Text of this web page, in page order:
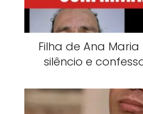
Filha de Ana
silêncio e